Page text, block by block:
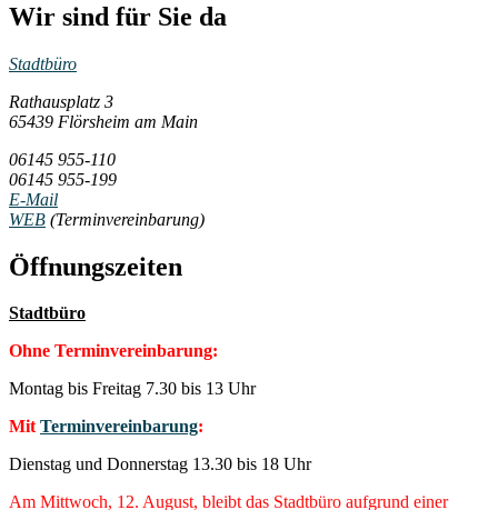
Wir sind für Sie da
Stadtbüro
Rathausplatz 3
65439 Flörsheim am Main
06145 955-110
06145 955-199
E-Mail
WEB (Terminvereinbarung)
Öffnungszeiten
Stadtbüro
Ohne Terminvereinbarung:
Montag bis Freitag 7.30 bis 13 Uhr
Mit Terminvereinbarung:
Dienstag und Donnerstag 13.30 bis 18 Uhr
Am Mittwoch, 12. August, bleibt das Stadtbüro aufgrund einer